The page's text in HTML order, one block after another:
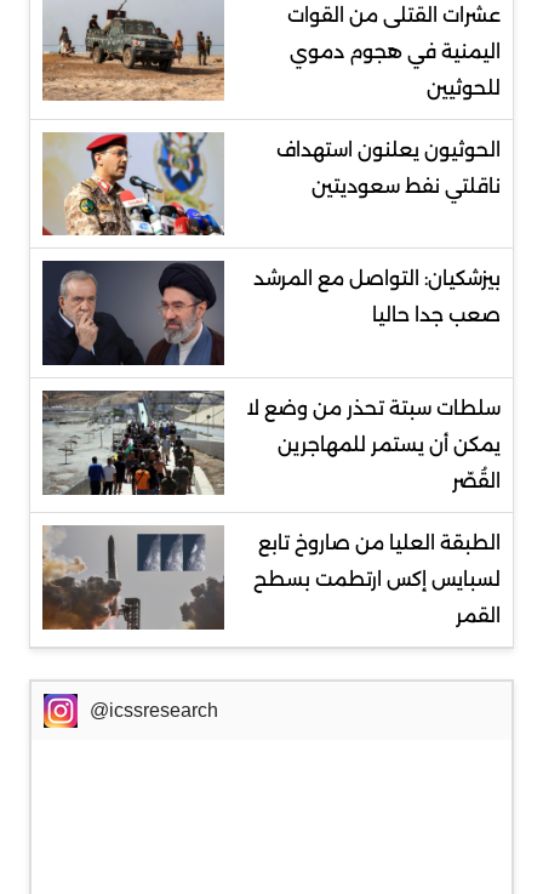
عشرات القتلى من القوات
اليمنية في هجوم دموي
للحوثيين
الحوثيون يعلنون استهداف
ناقلتي نفط سعوديتين
بيزشكيان: التواصل مع المرشد
صعب جدا حاليا
سلطات سبتة تحذر من وضع لا
يمكن أن يستمر للمهاجرين
القُصّر
الطبقة العليا من صاروخ تابع
لسبايس إكس ارتطمت بسطح
القمر
@icssresearch